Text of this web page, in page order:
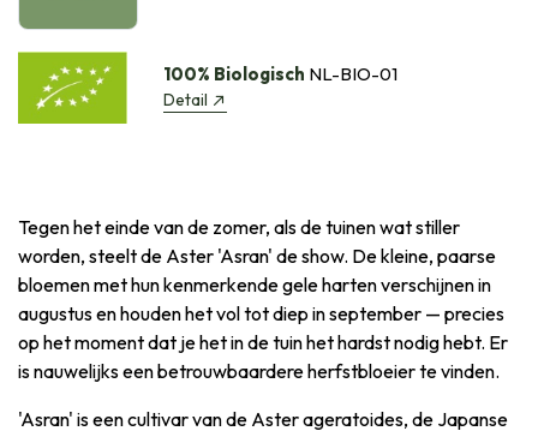
100% Biologisch NL-BIO-01
Detail
Tegen het einde van de zomer, als de tuinen wat stiller
worden, steelt de Aster 'Asran' de show. De kleine, paarse
bloemen met hun kenmerkende gele harten verschijnen in
augustus en houden het vol tot diep in september — precies
op het moment dat je het in de tuin het hardst nodig hebt. Er
is nauwelijks een betrouwbaardere herfstbloeier te vinden.
'Asran' is een cultivar van de Aster ageratoides, de Japanse